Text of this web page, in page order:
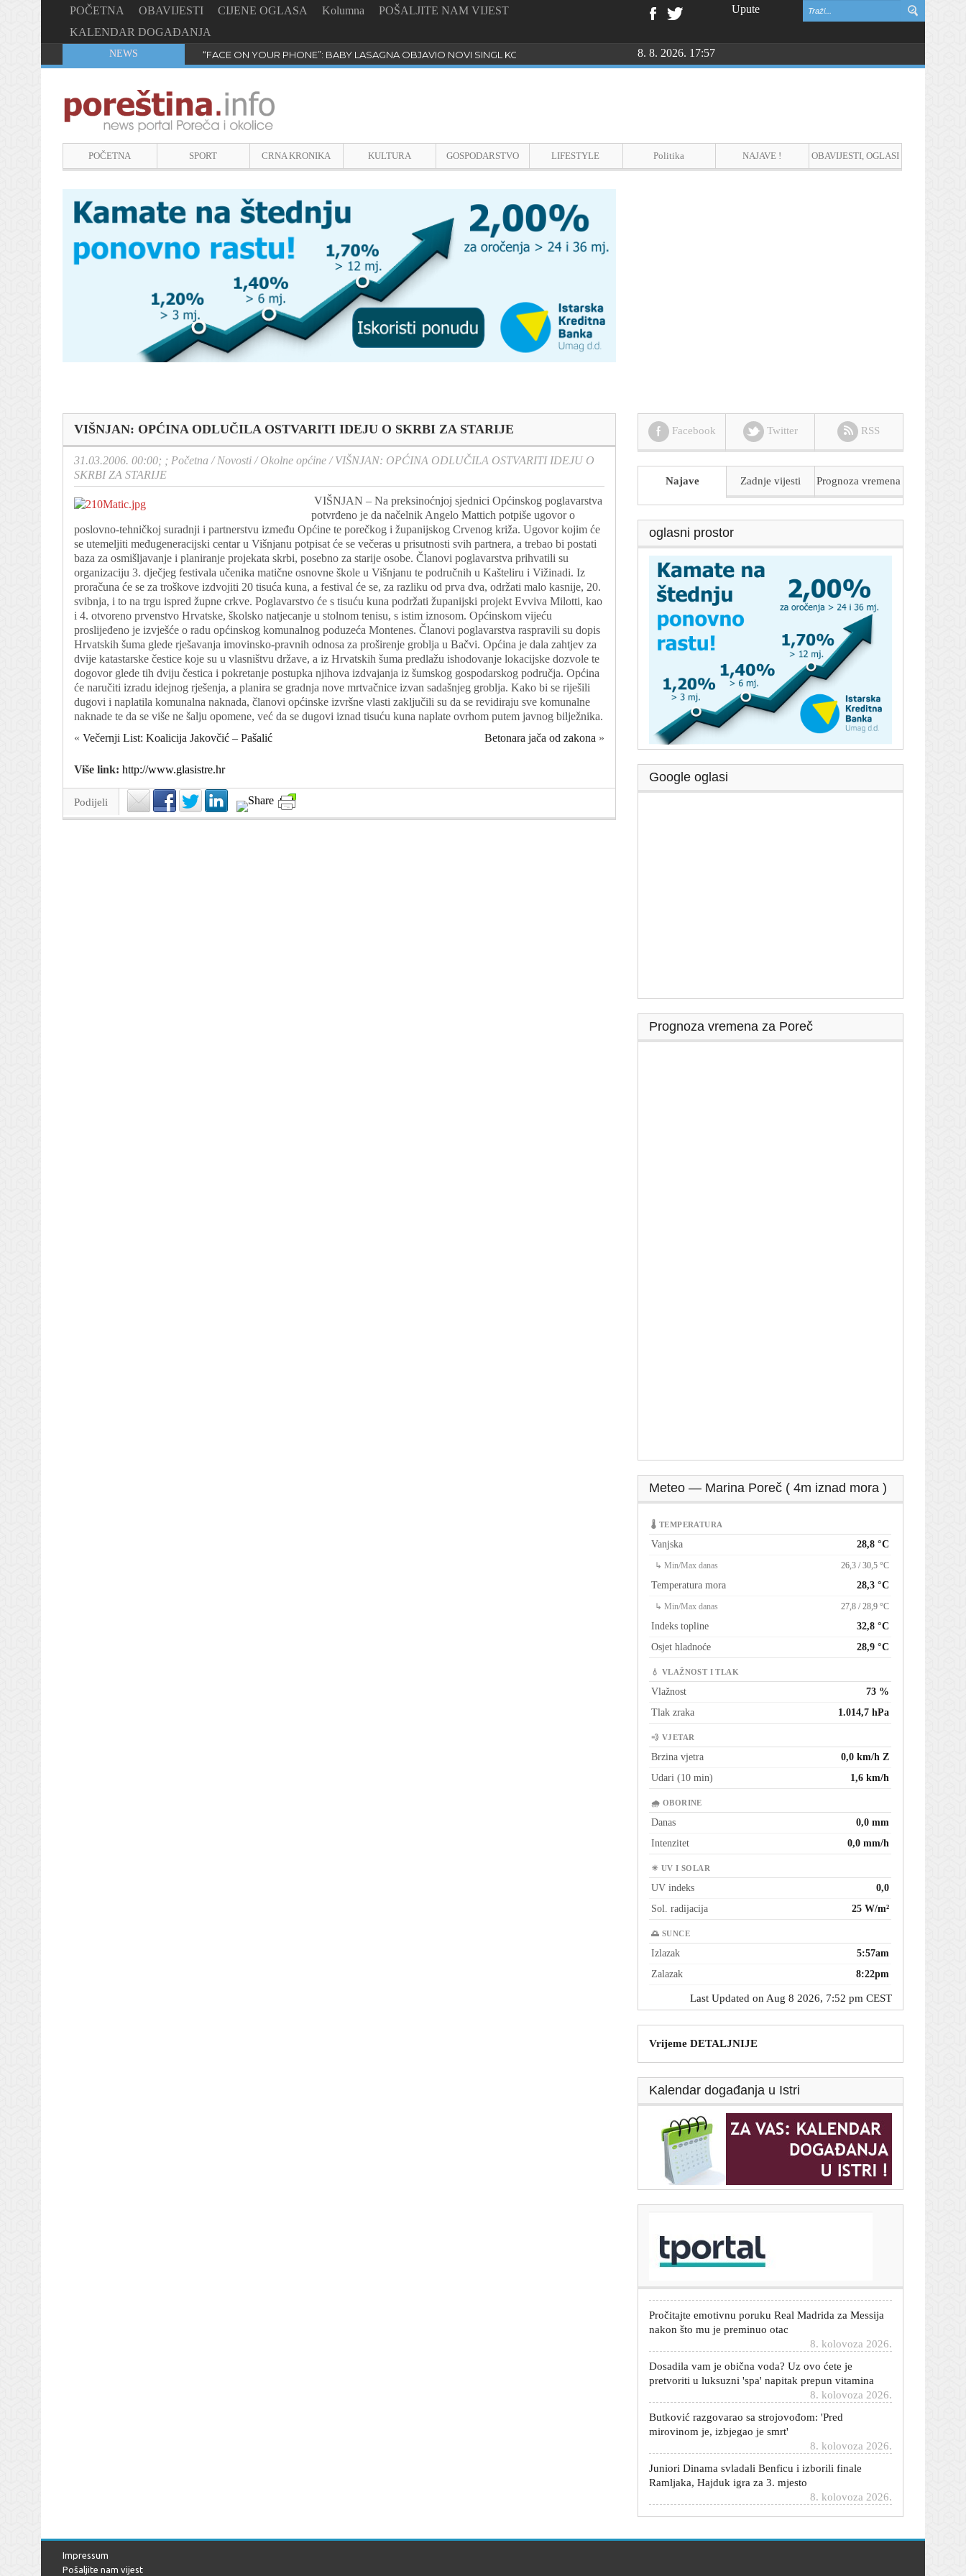
POČETNA OBAVIJESTI CIJENE OGLASA Kolumna
POŠALJITE NAM VIJEST
KALENDAR DOGAĐANJA
Upute
NEWS “FACE ON YOUR PHONE”: BABY LASAGNA OBJAVIO NOVI SINGL KOJI PROGOVARA O BULLYINGU8. 8. 2026. 17:57
POČETNA SPORT CRNA KRONIKA KULTURA GOSPODARSTVO LIFESTYLE Politika NAJAVE ! OBAVIJESTI, OGLASI
VIŠNJAN: OPĆINA ODLUČILA OSTVARITI IDEJU O SKRBI ZA STARIJE
31.03.2006. 00:00; ; Početna /Novosti /Okolne općine /VIŠNJAN: OPĆINA ODLUČILA OSTVARITI IDEJU O
SKRBI ZA STARIJE
VIŠNJAN – Na preksinoćnjoj sjednici Općinskog poglavarstva
potvrđeno je da načelnik Angelo Mattich potpiše ugovor o
poslovno-tehničkoj suradnji i partnerstvu između Općine te porečkog i županijskog Crvenog križa. Ugovor kojim će
se utemeljiti međugeneracijski centar u Višnjanu potpisat će se večeras u prisutnosti svih partnera, a trebao bi postati
baza za osmišljavanje i planiranje projekata skrbi, posebno za starije osobe. Članovi poglavarstva prihvatili su
organizaciju 3. dječjeg festivala učenika matične osnovne škole u Višnjanu te područnih u Kašteliru i Vižinadi. Iz
proračuna će se za troškove izdvojiti 20 tisuća kuna, a festival će se, za razliku od prva dva, održati malo kasnije, 20.
svibnja, i to na trgu ispred župne crkve. Poglavarstvo će s tisuću kuna podržati županijski projekt Evviva Milotti, kao
i 4. otvoreno prvenstvo Hrvatske, školsko natjecanje u stolnom tenisu, s istim iznosom. Općinskom vijeću
proslijeđeno je izvješće o radu općinskog komunalnog poduzeća Montenes. Članovi poglavarstva raspravili su dopis
Hrvatskih šuma glede rješavanja imovinsko-pravnih odnosa za proširenje groblja u Bačvi. Općina je dala zahtjev za
dvije katastarske čestice koje su u vlasništvu države, a iz Hrvatskih šuma predlažu ishodovanje lokacijske dozvole te
dogovor glede tih dviju čestica i pokretanje postupka njihova izdvajanja iz šumskog gospodarskog područja. Općina
će naručiti izradu idejnog rješenja, a planira se gradnja nove mrtvačnice izvan sadašnjeg groblja. Kako bi se riješili
dugovi i naplatila komunalna naknada, članovi općinske izvršne vlasti zaključili su da se revidiraju sve komunalne
naknade te da se više ne šalju opomene, već da se dugovi iznad tisuću kuna naplate ovrhom putem javnog bilježnika.
« Večernji List: Koalicija Jakovčić – Pašalić Betonara jača od zakona »
Više link: http://www.glasistre.hr
Podijeli
Facebook Twitter RSS
Najave Zadnje vijesti Prognoza vremena
oglasni prostor
Google oglasi
Prognoza vremena za Poreč
Meteo — Marina Poreč ( 4m iznad mora )
🌡 TEMPERATURA
Vanjska 28,8 °C
↳ Min/Max danas 26,3 / 30,5 °C
Temperatura mora 28,3 °C
↳ Min/Max danas 27,8 / 28,9 °C
Indeks topline
32,8 °C
Osjet hladnoće
28,9 °C
💧 VLAŽNOST I TLAK
Vlažnost
73 %
Tlak zraka
1.014,7 hPa
💨 VJETAR
Brzina vjetra
0,0 km/h Z
Udari (10 min)
1,6 km/h
🌧 OBORINE
Danas
0,0 mm
Intenzitet
0,0 mm/h
☀ UV I SOLAR
UV indeks
0,0
Sol. radijacija
25 W/m²
🌅 SUNCE
Izlazak
5:57am
Zalazak
8:22pm
Last Updated on Aug 8 2026, 7:52 pm CEST
Vrijeme DETALJNIJE
Kalendar događanja u Istri
Prekinuta zagrebačka dominacija na Maratonu lađa:
Dvije ekipe zajedno ušle u cilj
nakon što mu je preminuo otac
Dosadila vam je obična voda? Uz ovo ćete je
pretvoriti u luksuzni 'spa' napitak prepun vitamina
8. kolovoza 2026.
Butković razgovarao sa strojovođom: 'Pred
mirovinom je, izbjegao je smrt'
Juniori Dinama svladali Benficu i izborili finale
Ramljaka, Hajduk igra za 3. mjesto
Osijek deklasirao Rudeš u 1. poluvremenu!
Pogledajte golove
Impressum
Pošaljite nam vijest